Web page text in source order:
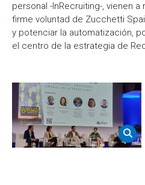
personal -InRecruiting-, vienen
firme voluntad de Zucchetti
y potenciar la automatización,
el centro de la estrategia de